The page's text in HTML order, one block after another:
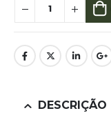
DESCRIÇÃO